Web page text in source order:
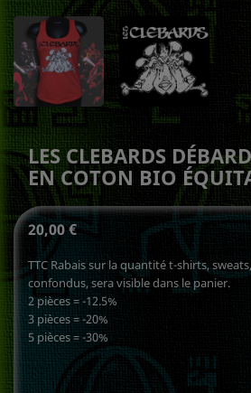
LES CLEBARDS
EN COTON BIO
20,00 €
TTC Rabais sur la quantité t-shirts,
confondus, sera visible dans le panier.
2 pièces = -12.5%
3 pièces = -20%
5 pièces = -30%